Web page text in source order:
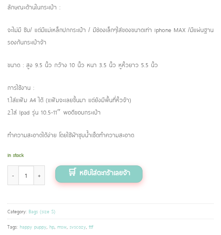
ลักษณะด้านในกระเป๋า :
จะไม่มี ซิบ/ แต่มีแม่เหล็กปกกระเป๋า / มีช่องเล็กๆใส่ของขนาดเท่า iphone MAX /มีแผ่นฐาน
รองก้นกระเป๋าจ้า
ขนาด : สูง 9.5 นิ้ว กว้าง 10 นิ้ว หนา 3.5 นิ้ว หูหิ้วยาว 5.5 นิ้ว
การใช้งาน :
1.ใส่แฟ้ม A4 ได้ (แฟ้มจะเลยขึ้นมา แต่ยังมีพื้นที่หิ้วจ้า)
2.ใส่ Ipad รุ่น 10.5-11″ พอดีขอบกระเป๋า
ทำความสะอาดได้ง่าย โดยใช้ผ้าชุบน้ำเช็ดทำความสะอาด
In stock
กระเป๋าขนาดมินิ (ไซส์ S) ลาย Happy puppy quantity
Category: Bags (size S)
Tags: happy puppy, hp, msw, svscozy, ttf